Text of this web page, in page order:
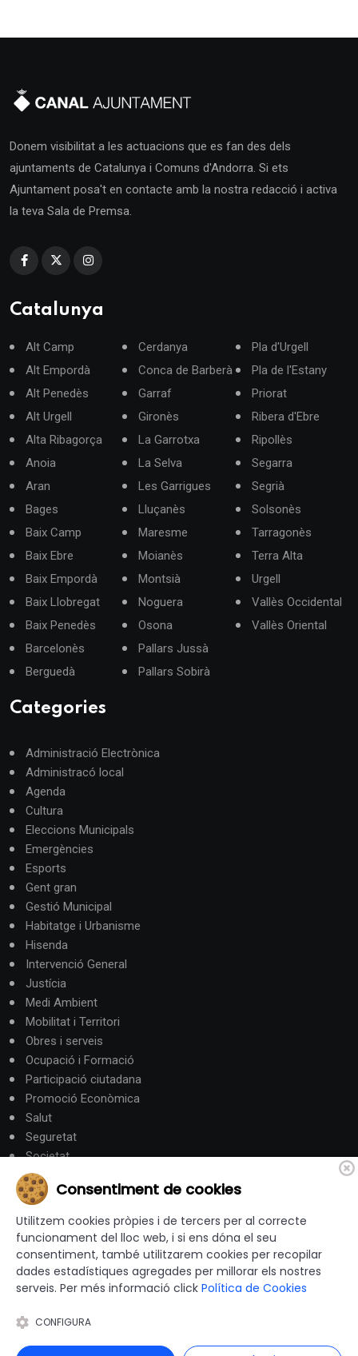
Donem visibilitat a les actuacions que es fan des dels
ajuntaments de Catalunya i Comuns d'Andorra. Si ets
Ajuntament posa't en contacte amb la nostra redacció i activa
la teva Sala de Premsa.
Catalunya
Alt Camp
Alt Empordà
Alt Penedès
Alt Urgell
Alta Ribagorça
Anoia
Aran
Bages
Baix Camp
Baix Ebre
Baix Empordà
Baix Llobregat
Baix Penedès
Barcelonès
Berguedà
Cerdanya
Conca de Barberà
Garraf
Gironès
La Garrotxa
La Selva
Les Garrigues
Lluçanès
Maresme
Moianès
Montsià
Noguera
Osona
Pallars Jussà
Pallars Sobirà
Pla d'Urgell
Pla de l'Estany
Priorat
Ribera d'Ebre
Ripollès
Segarra
Segrià
Solsonès
Tarragonès
Terra Alta
Urgell
Vallès Occidental
Vallès Oriental
Categories
Administració Electrònica
Administracó local
Agenda
Cultura
Eleccions Municipals
Emergències
Esports
Gent gran
Gestió Municipal
Habitatge i Urbanisme
Hisenda
Intervenció General
Justícia
Medi Ambient
Mobilitat i Territori
Obres i serveis
Ocupació i Formació
Participació ciutadana
Promoció Econòmica
Salut
Seguretat
Societat
Turisme
Altres Canals
canalandorra.ad
© 2012-2026 Ajuntaments de Catalunya - Tots els drets
Avís Legal |Política de privacitat|
Consentiment de cookies
Utilitzem cookies pròpies i de tercers per al correcte
funcionament del lloc web, i si ens dóna el seu
consentiment, també utilitzarem cookies per recopilar
dades estadístiques agregades per millorar els nostres
serveis. Per més informació click Política de Cookies
CONFIGURA